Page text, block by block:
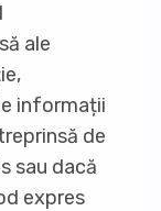
ale
informații
de
sau dacă
expres